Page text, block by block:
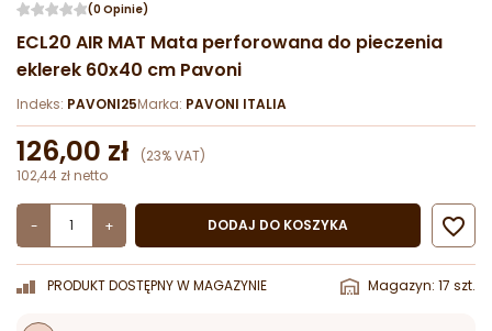
(0 Opinie)
ECL20 AIR MAT Mata perforowana do pieczenia
eklerek 60x40 cm Pavoni
Indeks: PAVONI25Marka: PAVONI ITALIA
126,00 zł
(23% VAT)
102,44 zł netto
- + DODAJ DO KOSZYKA 
PRODUKT DOSTĘPNY W MAGAZYNIE Magazyn: 17 szt.